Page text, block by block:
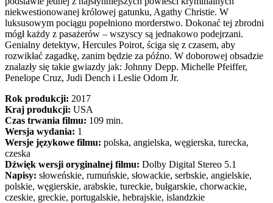
niekwestionowanej królowej gatunku, Agathy Christie. W
luksusowym pociągu popełniono morderstwo. Dokonać tej zbrodni
mógł każdy z pasażerów – wszyscy są jednakowo podejrzani.
Genialny detektyw, Hercules Poirot, ściga się z czasem, aby
rozwikłać zagadkę, zanim będzie za późno. W doborowej obsadzie
znalazły się takie gwiazdy jak: Johnny Depp. Michelle Pfeiffer,
Penelope Cruz, Judi Dench i Leslie Odom Jr.
Rok produkcji: 2017
Kraj produkcji: USA
Czas trwania filmu: 109 min.
Wersja wydania: 1
Wersje językowe filmu: polska, angielska, węgierska, turecka,
czeska
Dźwięk wersji oryginalnej filmu: Dolby Digital Stereo 5.1
Napisy: słoweńskie, rumuńskie, słowackie, serbskie, angielskie,
polskie, węgierskie, arabskie, tureckie, bułgarskie, chorwackie,
czeskie, greckie, portugalskie, hebrajskie, islandzkie